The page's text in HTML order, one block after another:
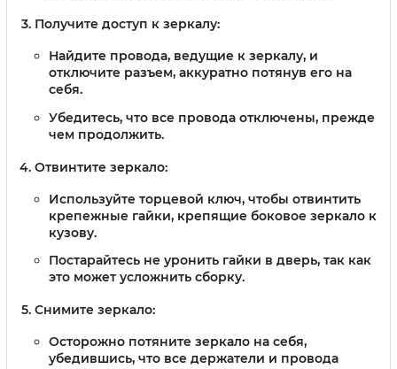
Получите доступ к зеркалу:
Найдите провода, ведущие к зеркалу, и
отключите разъем, аккуратно потянув его на
себя.
Убедитесь, что все провода отключены, прежде
чем продолжить.
Отвинтите зеркало:
Используйте торцевой ключ, чтобы отвинтить
крепежные гайки, крепящие боковое зеркало к
кузову.
Постарайтесь не уронить гайки в дверь, так как
это может усложнить сборку.
Снимите зеркало:
Осторожно потяните зеркало на себя,
убедившись, что все держатели и провода